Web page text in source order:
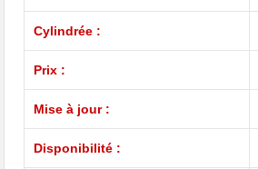
Cylindrée :
Prix :
Mise à jour :
Disponibilité :